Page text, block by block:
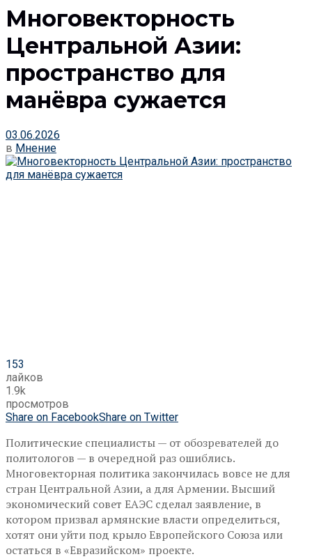
Многовекторность
Центральной Азии:
пространство для
манёвра сужается
03.06.2026
в Мнение
153
лайков
1.9k
просмотров
Share on FacebookShare on Twitter
Политические специалисты — от обозревателей до
политологов — в очередной раз ошиблись.
Многовекторная политика закончилась вовсе не для
стран Центральной Азии, а для Армении. Высший
экономический совет ЕАЭС сделал заявление, в
котором призвал армянские власти определиться,
хотят они уйти под крыло Европейского Союза или
остаться в «Евразийском» проекте.